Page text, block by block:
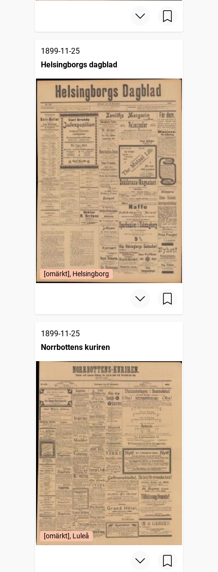
1899-11-25
Helsingborgs dagblad
[omärkt], Helsingborg
1899-11-25
Norrbottens kuriren
[omärkt], Luleå